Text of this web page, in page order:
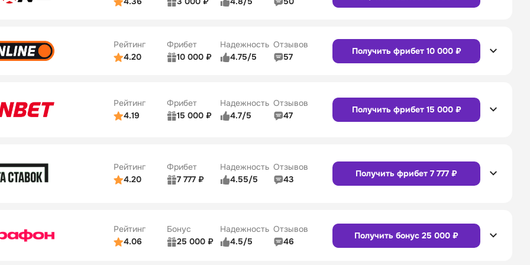
Сайт Приложение
4/5
Рейтинг
4.20
Фрибет
10 000 ₽
Надежность
4.75/5
Отзывов
57
Получить фрибет 10 000 ₽
5/5Рейтинг
4.19
Фрибет
15 000 ₽
Надежность
4.7/5
Отзывов
47
Получить фрибет 15 000 ₽
4/5Рейтинг
4.20
Фрибет
7 777 ₽
Надежность
4.55/5
Отзывов
43
Получить фрибет 7 777 ₽
5/5Рейтинг
4.06
Бонус
25 000 ₽
Надежность
4.5/5
Отзывов
46
Получить бонус 25 000 ₽